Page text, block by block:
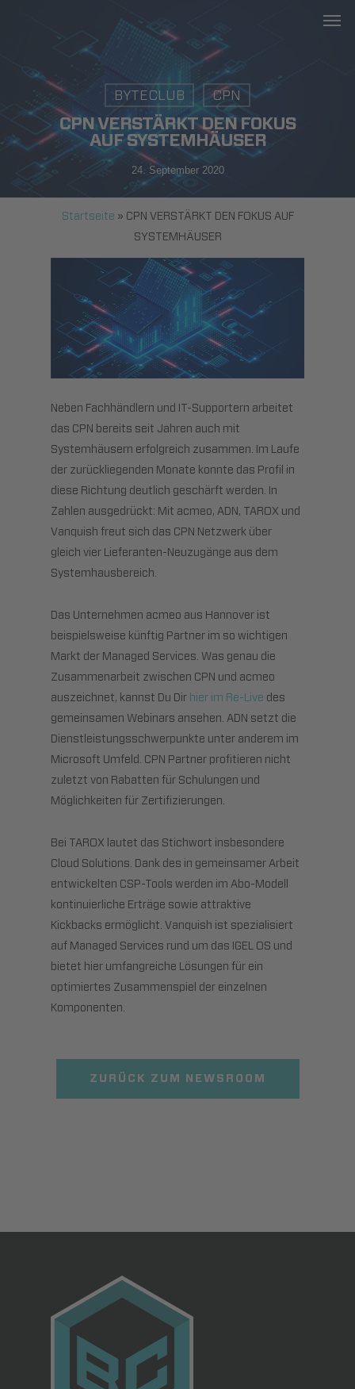
content
BYTECLUB CPN
CPN VERSTÄRKT DEN FOKUS
AUF SYSTEMHÄUSER
24. September 2020
Startseite » CPN VERSTÄRKT DEN FOKUS AUF
SYSTEMHÄUSER
Neben Fachhändlern und IT-Supportern arbeitet
das CPN bereits seit Jahren auch mit
Systemhäusern erfolgreich zusammen. Im Laufe
der zurückliegenden Monate konnte das Profil in
diese Richtung deutlich geschärft werden. In
Zahlen ausgedrückt: Mit acmeo, ADN, TAROX und
Vanquish freut sich das CPN Netzwerk über
gleich vier Lieferanten-Neuzugänge aus dem
Systemhausbereich.
Das Unternehmen acmeo aus Hannover ist
beispielsweise künftig Partner im so wichtigen
Markt der Managed Services. Was genau die
Zusammenarbeit zwischen CPN und acmeo
auszeichnet, kannst Du Dir hier im Re-Live des
gemeinsamen Webinars ansehen. ADN setzt die
Dienstleistungsschwerpunkte unter anderem im
Microsoft Umfeld. CPN Partner profitieren nicht
zuletzt von Rabatten für Schulungen und
Möglichkeiten für Zertifizierungen.
Bei TAROX lautet das Stichwort insbesondere
Cloud Solutions. Dank des in gemeinsamer Arbeit
entwickelten CSP-Tools werden im Abo-Modell
kontinuierliche Erträge sowie attraktive
Kickbacks ermöglicht. Vanquish ist spezialisiert
auf Managed Services rund um das IGEL OS und
bietet hier umfangreiche Lösungen für ein
optimiertes Zusammenspiel der einzelnen
Komponenten.
ZURÜCK ZUM NEWSROOM